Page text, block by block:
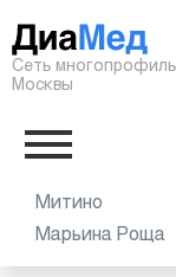
Сеть
Москвы
Митино
Марьина Роща